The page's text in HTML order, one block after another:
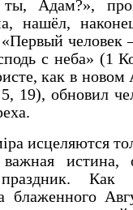
Адам?»,
нашёл,
человек
с неба» (1
как в новом
обновил
исцеляются
истина,
праздник. Как
блаженного